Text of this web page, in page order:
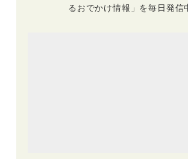
るおでかけ情報」を毎日発信